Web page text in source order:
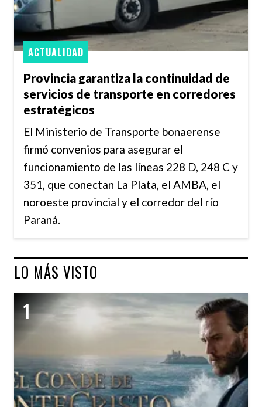
Provincia garantiza la continuidad de
servicios de transporte en corredores
estratégicos
ACTUALIDAD
El Ministerio de Transporte bonaerense
firmó convenios para asegurar el
funcionamiento de las líneas 228 D, 248 C y
351, que conectan La Plata, el AMBA, el
noroeste provincial y el corredor del río
Paraná.
LO MÁS VISTO